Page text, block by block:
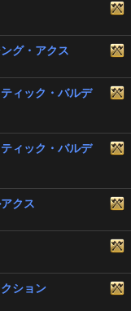
グ・アクス
ィック・バルデ
ィック・バルデ
クス
ション